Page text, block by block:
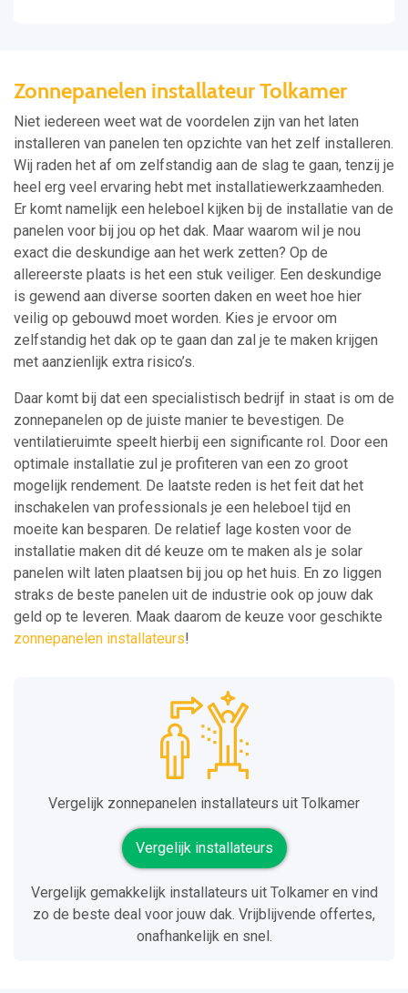
Zonnepanelen installateur Tolkamer
Niet iedereen weet wat de voordelen zijn van het laten
installeren van panelen ten opzichte van het zelf installeren.
Wij raden het af om zelfstandig aan de slag te gaan, tenzij je
heel erg veel ervaring hebt met installatiewerkzaamheden.
Er komt namelijk een heleboel kijken bij de installatie van de
panelen voor bij jou op het dak. Maar waarom wil je nou
exact die deskundige aan het werk zetten? Op de
allereerste plaats is het een stuk veiliger. Een deskundige
is gewend aan diverse soorten daken en weet hoe hier
veilig op gebouwd moet worden. Kies je ervoor om
zelfstandig het dak op te gaan dan zal je te maken krijgen
met aanzienlijk extra risico’s.
Daar komt bij dat een specialistisch bedrijf in staat is om de
zonnepanelen op de juiste manier te bevestigen. De
ventilatieruimte speelt hierbij een significante rol. Door een
optimale installatie zul je profiteren van een zo groot
mogelijk rendement. De laatste reden is het feit dat het
inschakelen van professionals je een heleboel tijd en
moeite kan besparen. De relatief lage kosten voor de
installatie maken dit dé keuze om te maken als je solar
panelen wilt laten plaatsen bij jou op het huis. En zo liggen
straks de beste panelen uit de industrie ook op jouw dak
geld op te leveren. Maak daarom de keuze voor geschikte
zonnepanelen installateurs!
Vergelijk zonnepanelen installateurs uit Tolkamer
Vergelijk installateurs
Vergelijk gemakkelijk installateurs uit Tolkamer en vind
zo de beste deal voor jouw dak. Vrijblijvende offertes,
onafhankelijk en snel.